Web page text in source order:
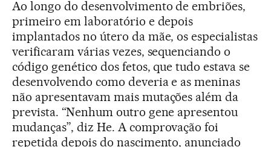
Ao longo do desenvolvimento de embriões,
primeiro em laboratório e depois
implantados no útero da mãe, os especialistas
verificaram várias vezes, sequenciando o
código genético dos fetos, que tudo estava se
desenvolvendo como deveria e as meninas
não apresentavam mais mutações além da
prevista. “Nenhum outro gene apresentou
mudanças”, diz He. A comprovação foi
repetida depois do nascimento, anunciado